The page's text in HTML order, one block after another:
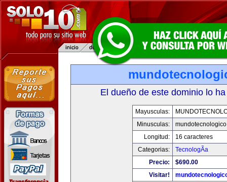
El dueño de este dominio lo
Mayusculas:
Minusculas:
Longitud:
16 caracteres
Categorias:
TecnologÃ­a
Precio:
$690.00
Visitar!